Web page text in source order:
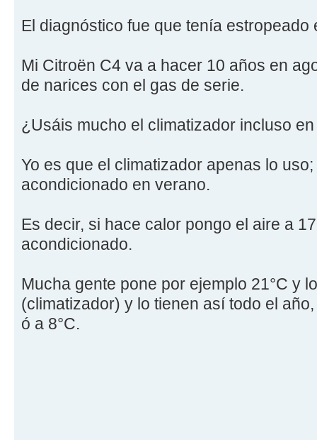
El diagnóstico fue que tenía estropeado
Mi Citroën C4 va a hacer 10 años en
de narices con el gas de serie.
¿Usáis mucho el climatizador incluso
Yo es que el climatizador apenas lo
acondicionado en verano.
Es decir, si hace calor pongo el aire a
acondicionado.
Mucha gente pone por ejemplo 21°C y
(climatizador) y lo tienen así todo el
ó a 8°C.